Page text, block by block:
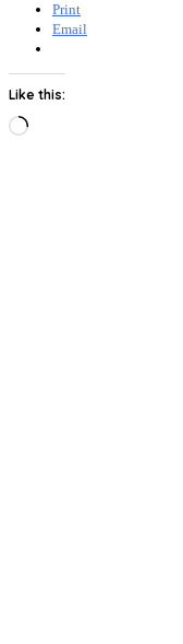
Print
Email
Like this:
Loading…